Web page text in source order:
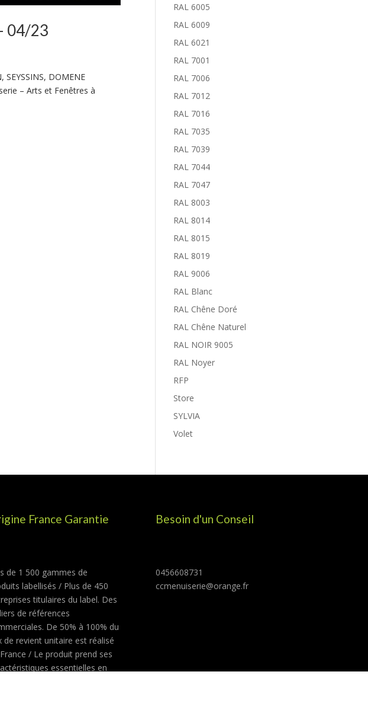
04/23
SEYSSINS, DOMENE
– Arts et Fenêtres à
RAL 6005
RAL 6009
RAL 6021
RAL 7001
RAL 7006
RAL 7012
RAL 7016
RAL 7035
RAL 7039
RAL 7044
RAL 7047
RAL 8003
RAL 8014
RAL 8015
RAL 8019
RAL 9006
RAL Blanc
RAL Chêne Doré
RAL Chêne Naturel
RAL NOIR 9005
RAL Noyer
RFP
Store
SYLVIA
Volet
France Garantie
de 1 500 gammes de
labellisés / Plus de 450
titulaires du label. Des
de références
De 50% à 100% du
de revient unitaire est réalisé
/ Le produit prend ses
essentielles en
Besoin d'un Conseil
0456608731
ccmenuiserie@orange.fr